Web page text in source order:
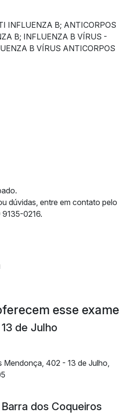
INFLUENZA B; ANTICORPOS
B; INFLUENZA B VÍRUS -
B VÍRUS ANTICORPOS
dúvidas, entre em contato pelo
0216.
esse exame
de Julho
Mendonça, 402 - 13 de Julho,
dos Coqueiros